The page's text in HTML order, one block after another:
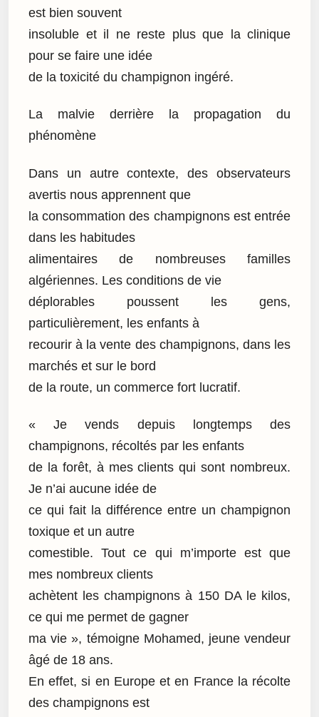
est bien souvent
insoluble et il ne reste plus que la clinique
pour se faire une idée
de la toxicité du champignon ingéré.
La malvie derrière la propagation du
phénomène
Dans un autre contexte, des observateurs
avertis nous apprennent que
la consommation des champignons est entrée
dans les habitudes
alimentaires de nombreuses familles
algériennes. Les conditions de vie
déplorables poussent les gens,
particulièrement, les enfants à
recourir à la vente des champignons, dans les
marchés et sur le bord
de la route, un commerce fort lucratif.
« Je vends depuis longtemps des
champignons, récoltés par les enfants
de la forêt, à mes clients qui sont nombreux.
Je n’ai aucune idée de
ce qui fait la différence entre un champignon
toxique et un autre
comestible. Tout ce qui m’importe est que
mes nombreux clients
achètent les champignons à 150 DA le kilos,
ce qui me permet de gagner
ma vie », témoigne Mohamed, jeune vendeur
âgé de 18 ans.
En effet, si en Europe et en France la récolte
des champignons est